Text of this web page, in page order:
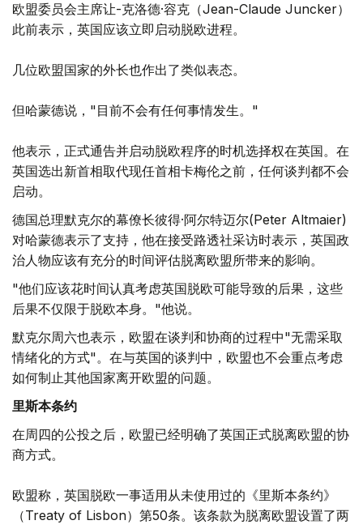
欧盟委员会主席让-克洛德·容克（Jean-Claude Juncker）
此前表示，英国应该立即启动脱欧进程。
几位欧盟国家的外长也作出了类似表态。
但哈蒙德说，"目前不会有任何事情发生。"
他表示，正式通告并启动脱欧程序的时机选择权在英国。在
英国选出新首相取代现任首相卡梅伦之前，任何谈判都不会
启动。
德国总理默克尔的幕僚长彼得·阿尔特迈尔(Peter Altmaier)
对哈蒙德表示了支持，他在接受路透社采访时表示，英国政
治人物应该有充分的时间评估脱离欧盟所带来的影响。
"他们应该花时间认真考虑英国脱欧可能导致的后果，这些
后果不仅限于脱欧本身。"他说。
默克尔周六也表示，欧盟在谈判和协商的过程中"无需采取
情绪化的方式"。在与英国的谈判中，欧盟也不会重点考虑
如何制止其他国家离开欧盟的问题。
里斯本条约
在周四的公投之后，欧盟已经明确了英国正式脱离欧盟的协
商方式。
欧盟称，英国脱欧一事适用从未使用过的《里斯本条约》
（Treaty of Lisbon）第50条。该条款为脱离欧盟设置了两